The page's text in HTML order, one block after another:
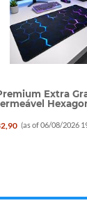
Extra
(as of 06/08/2026